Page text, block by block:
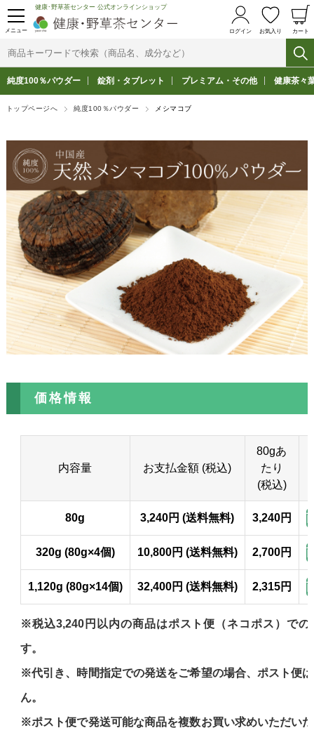
メニュー
健康･野草茶センター 公式オンラインショップ
ログイン お気入り カート
純度100％パウダー 錠剤・タブレット プレミアム・その他 健康茶々
トップページへ 純度100％パウダー メシマコブ
価格情報
内容量 お支払金額 (税込)
80gあ
たり
(税込)
80g 3,240円 (送料無料) 3,240円
320g (80g×4個) 10,800円 (送料無料) 2,700円
1,120g (80g×14個) 32,400円 (送料無料) 2,315円
※税込3,240円以内の商品はポスト便（ネコポス）での
す。
※代引き、時間指定での発送をご希望の場合、ポスト便
ん。
※ポスト便で発送可能な商品を複数お買い求めいただい